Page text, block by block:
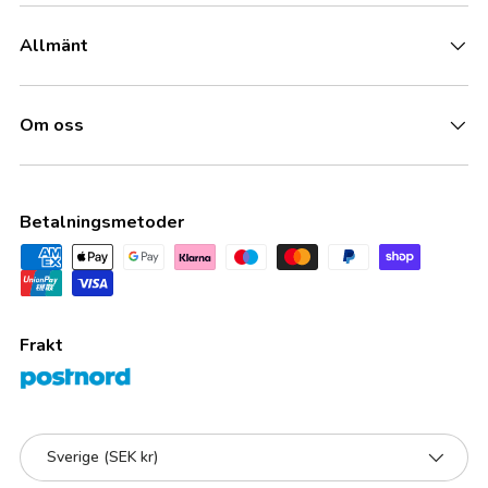
Allmänt
Om oss
Betalningsmetoder
Frakt
Land/Region
Sverige (SEK kr)